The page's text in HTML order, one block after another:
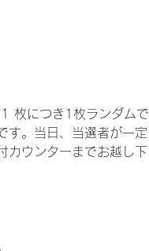
枚につき1枚ランダムで
す。当日、当選者が一定
カウンターまでお越し下